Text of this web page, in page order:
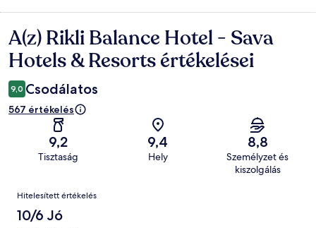
Értékelések
A(z) Rikli Balance Hotel - Sava
Hotels & Resorts értékelései
9,0 Csodálatos
567 értékelés
9,2
Tisztaság
9,4
Hely
8,8
Személyzet és
kiszolgálás
Értékelések
Hitelesített értékelés
10/6 Jó